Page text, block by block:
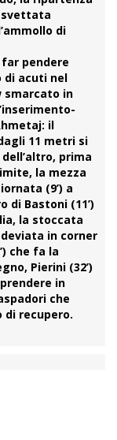
svettata
di
pendere
di acuti nel
smarcato in
il
11 metri si
prima
la mezza
(9’) a
di Bastoni (11’)
la stoccata
in corner
che fa la
Pierini (32’)
in
che
di recupero.